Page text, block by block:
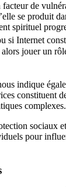
de
se produit
spirituel
si Internet
jouer un
indique
constituent
complexes.
sociaux
pour